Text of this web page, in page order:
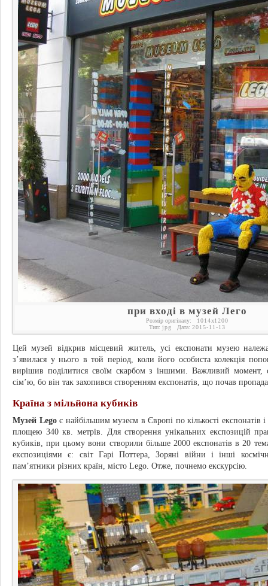
при вході в музей Лего
Розмір оригіналу: 1014x1200
Тип: jpg Дата: 2015-11-13
Цей музей відкрив місцевий житель, усі експонати музею
з’явилася у нього в той період, коли його особиста колекція
вирішив поділитися своїм скарбом з іншими. Важливий момент,
сім’ю, бо він так захопився створенням експонатів, що почав
Країна з мільйона кубиків
Музей Legoє найбільшим музеєм в Європі по кількості експонатів
площею 340 кв. метрів. Для створення унікальних експозицій
кубиків, при цьому вони створили більше 2000 експонатів в 20
експозиціями є: світ Гарі Поттера, Зоряні війни і інші
пам’ятники різних країн, місто Lego. Отже, почнемо екскурсію.